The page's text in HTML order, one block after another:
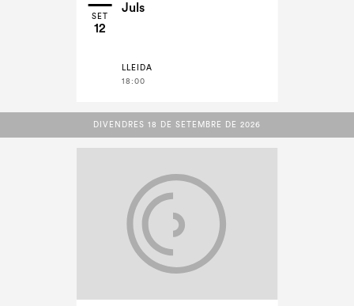
SET
12
Juls
LLEIDA
18:00
DIVENDRES 18 DE SETEMBRE DE 2026
DIVENDRES 18 DE SETEMBRE DE 2026